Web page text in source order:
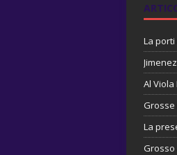
La
Al Viola
La